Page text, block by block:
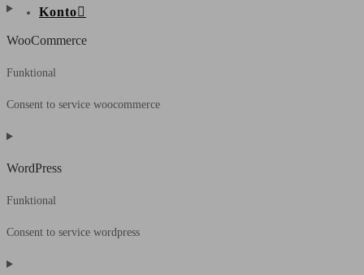
Konto
WooCommerce
Funktional
Consent to service woocommerce
WordPress
Funktional
Consent to service wordpress